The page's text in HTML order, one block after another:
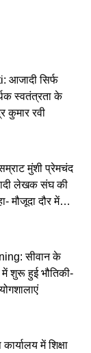
आजादी सिर्फ
स्वतंत्रता के
कुमार रवी
मुंशी प्रेमचंद
लेखक संघ की
मौजूदा दौर में
प्रासंगिक
सीवान के
शुरू हुई भौतिकी-
में शिक्षा